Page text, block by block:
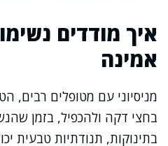
איך מודדים
אמינה
מניסיוני עם מטופלים רבים,
בחצי דקה ולהכפיל, בזמן
בתינוקות, תנודתיות טבעית